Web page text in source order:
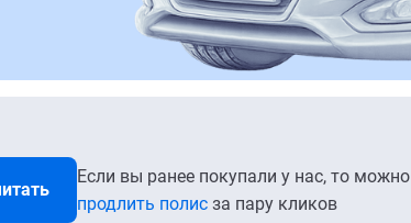
Если вы ранее покупали у нас, то можно
продлить полис за пару кликов